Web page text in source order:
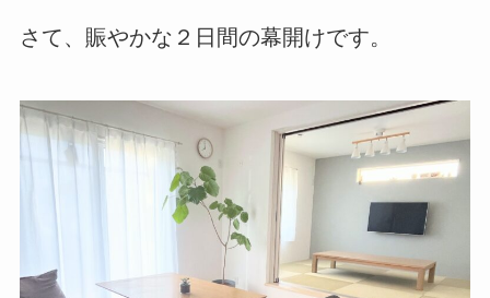
さて、賑やかな２日間の幕開けです。